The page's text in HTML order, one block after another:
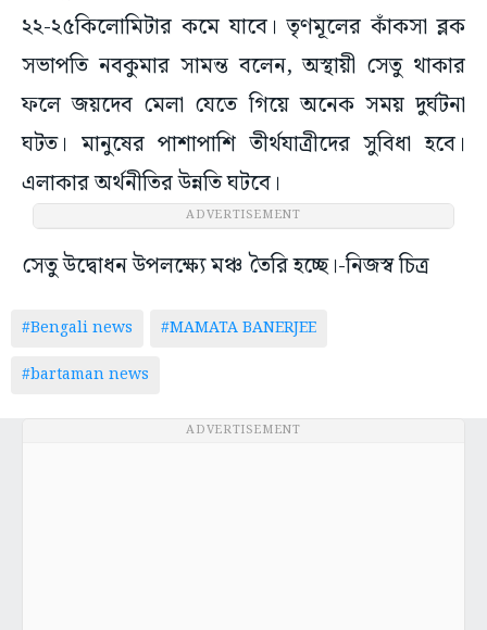
২২-২৫কিলোমিটার কমে যাবে। তৃণমূলের কাঁকসা ব্লক
সভাপতি নবকুমার সামন্ত বলেন, অস্থায়ী সেতু থাকার
ফলে জয়দেব মেলা যেতে গিয়ে অনেক সময় দুর্ঘটনা
ঘটত। মানুষের পাশাপাশি তীর্থযাত্রীদের সুবিধা হবে।
এলাকার অর্থনীতির উন্নতি ঘটবে।
ADVERTISEMENT
সেতু উদ্বোধন উপলক্ষ্যে মঞ্চ তৈরি হচ্ছে।-নিজস্ব চিত্র
#Bengali news
#MAMATA BANERJEE
#bartaman news
ADVERTISEMENT